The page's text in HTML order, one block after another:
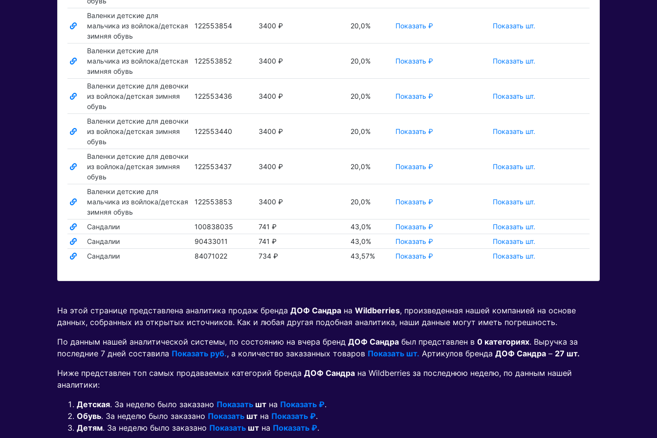
Валенки детские для
мальчика из войлока/детская
зимняя обувь
122553854 3400 ₽ 20,0% Показать ₽ Показать шт.
Валенки детские для
мальчика из войлока/детская
зимняя обувь
122553852 3400 ₽ 20,0% Показать ₽ Показать шт.
Валенки детские для девочки
из войлока/детская зимняя
обувь
122553436 3400 ₽ 20,0% Показать ₽ Показать шт.
Валенки детские для девочки
из войлока/детская зимняя
обувь
122553440 3400 ₽ 20,0% Показать ₽ Показать шт.
Валенки детские для девочки
из войлока/детская зимняя
обувь
122553437 3400 ₽ 20,0% Показать ₽ Показать шт.
Валенки детские для
мальчика из войлока/детская
зимняя обувь
122553853 3400 ₽ 20,0% Показать ₽ Показать шт.
Сандалии 100838035 741 ₽ 43,0% Показать ₽
Показать шт.
Сандалии
90433011 741 ₽ 43,0% Показать ₽
Показать шт.
Сандалии
84071022 734 ₽ 43,57% Показать ₽ Показать шт.
На этой странице представлена аналитика продаж бренда ДОФ Сандра на Wildberries, произведенная нашей компанией на основе
данных, собранных из открытых источников. Как и любая другая подобная аналитика, наши данные могут иметь погрешность.
По данным нашей аналитической системы, по состоянию на вчера бренд ДОФ Сандра был представлен в 0 категориях. Выручка за
последние 7 дней составила Показать руб., а количество заказанных товаров Показать шт. Артикулов бренда ДОФ Сандра – 27 шт.
Ниже представлен топ самых продаваемых категорий бренда ДОФ Сандра на Wildberries за последнюю неделю, по данным нашей
аналитики:
Детская. За неделю было заказано Показать шт на Показать ₽.
Обувь. За неделю было заказано Показать шт на Показать ₽.
Детям. За неделю было заказано Показать шт на Показать ₽.